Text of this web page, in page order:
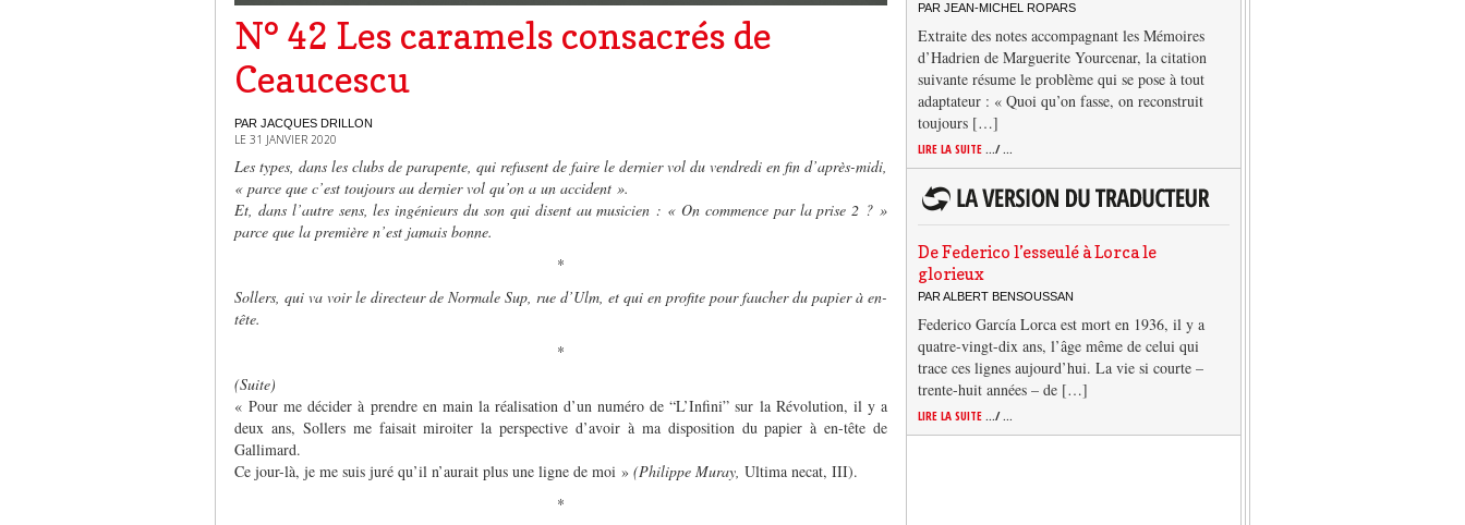
N° 42 Les caramels consacrés de
Ceaucescu
PAR JACQUES DRILLON
LE 31 JANVIER 2020
Les types, dans les clubs de parapente, qui refusent de faire le dernier vol du vendredi en fin d’après-midi,
« parce que c’est toujours au dernier vol qu’on a un accident ».
Et, dans l’autre sens, les ingénieurs du son qui disent au musicien : « On commence par la prise 2 ? »
parce que la première n’est jamais bonne.
*
Sollers, qui va voir le directeur de Normale Sup, rue d’Ulm, et qui en profite pour faucher du papier à en-
tête.
*
(Suite)
« Pour me décider à prendre en main la réalisation d’un numéro de “L’Infini” sur la Révolution, il y a
deux ans, Sollers me faisait miroiter la perspective d’avoir à ma disposition du papier à en-tête de
Gallimard.
Ce jour-là, je me suis juré qu’il n’aurait plus une ligne de moi » (Philippe Muray, Ultima necat, III).
*
PAR JEAN-MICHEL ROPARS
Extraite des notes accompagnant les Mémoires
d’Hadrien de Marguerite Yourcenar, la citation
suivante résume le problème qui se pose à tout
adaptateur : « Quoi qu’on fasse, on reconstruit
toujours […]
LIRE LA SUITE .../ ...
De Federico l’esseulé à Lorca le
glorieux
PAR ALBERT BENSOUSSAN
Federico García Lorca est mort en 1936, il y a
quatre-vingt-dix ans, l’âge même de celui qui
trace ces lignes aujourd’hui. La vie si courte –
trente-huit années – de […]
LIRE LA SUITE .../ ...